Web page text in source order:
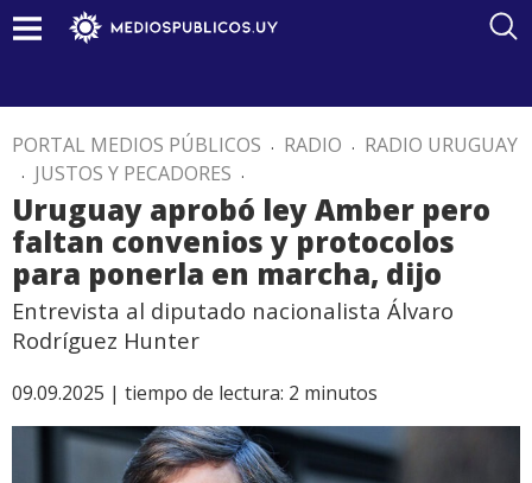
PORTAL MEDIOS PÚBLICOS . RADIO . RADIO URUGUAY
. JUSTOS Y PECADORES .
Uruguay aprobó ley Amber pero
faltan convenios y protocolos
para ponerla en marcha, dijo
Entrevista al diputado nacionalista Álvaro
Rodríguez Hunter
09.09.2025 | tiempo de lectura: 2 minutos